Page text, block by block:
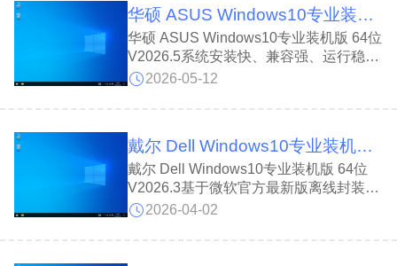
9.5G。不仅兼容性极强安装飞快，还完
美支持指纹人脸及微软账号登录，让惠普
电脑运行更稳更流畅。
华硕 ASUS Windows10专业装机版 64位 V2026.5
华硕 ASUS Windows10专业装机版 64位
V2026.5系统安装快、兼容强、运行稳，
装完仅占9.5G,基于微软官方最新22H2专
Windows10专业装机版 64位 V2026.5完
用运行库，支持指纹人脸及微软商店登
录。
2026-05-12
戴尔 Dell Windows10专业装机版 64位 V2026.3
戴尔 Dell Windows10专业装机版 64位
V2026.3基于微软官方最新版离线封装，
自带万能驱动与维护工具，装机既快又无
位 V2026.3不仅支持指纹和人脸识别，还
2026-04-02